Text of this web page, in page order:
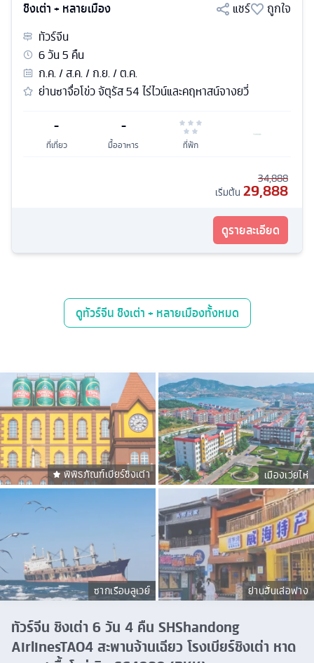
ชิงเต่า + หลายเมือง แชร์
ถูกใจ
ทัวร์จีน
6วัน5 คืน
ก.ค. / ส.ค. / ก.ย. / ต.ค.
ย่านซาจื่อโข่ว จัตุรัส 54 ไร่ไวน์และคฤหาสน์จางยวี่
-
ที่เที่ยว
-
มื้ออาหาร ที่พัก
34,888
เริ่มต้น 29,888
ดูรายละเอียด
ดูทัวร์จีน ชิงเต่า + หลายเมืองทั้งหมด
พิพิธภัณฑ์เบียร์ชิงเต่า เมืองเว่ยไห่
ซากเรือบลูเวย์ ย่านฮั่นเล่อฟาง
ทัวร์จีน ชิงเต่า 6 วัน 4 คืน SHShandong
AirlinesTAO4 สะพานจ้านเฉียว โรงเบียร์ชิงเต่า หาด